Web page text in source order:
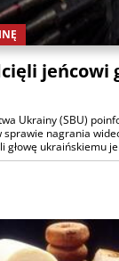
jeńcowi
Ukrainy (SBU)
sprawie nagrania
głowę ukraińskiemu